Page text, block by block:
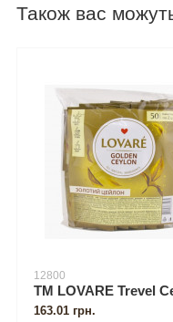
Також вас
12800
163.01 грн.